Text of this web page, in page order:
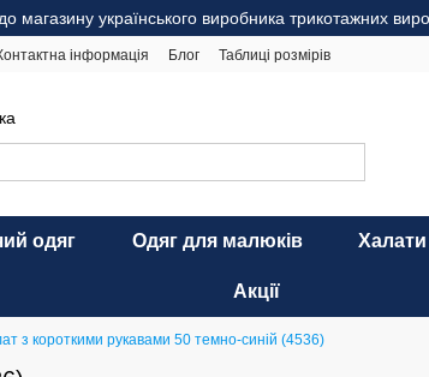
магазину українського виробника трикотажних
інформація Блог
Таблиці розмірів
одяг Одяг для малюків Халати
Акції
з короткими рукавами 50 темно-синій (4536)